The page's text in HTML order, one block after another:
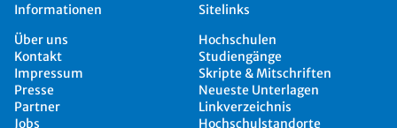
Informationen
Über uns
Kontakt
Impressum
Presse
Partner
Jobs
Sitelinks
Hochschulen
Studiengänge
Skripte & Mitschriften
Neueste Unterlagen
Linkverzeichnis
Hochschulstandorte